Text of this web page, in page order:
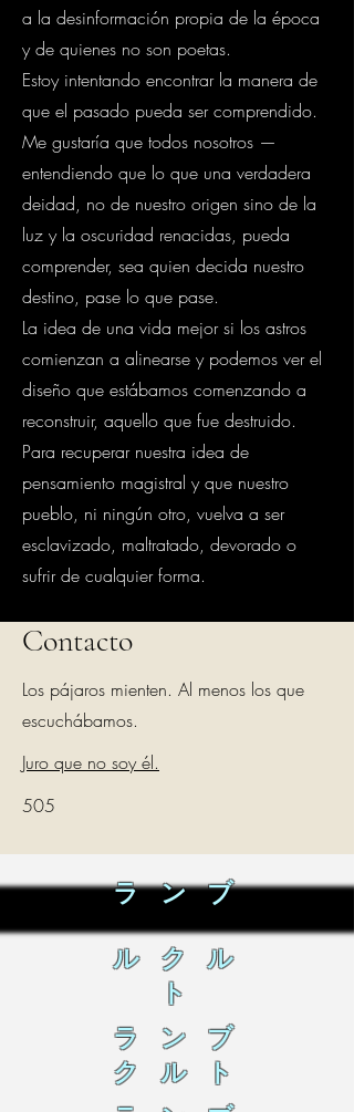
a la desinformación propia de la época
y de quienes no son poetas.
Estoy intentando encontrar la manera de
que el pasado pueda ser comprendido.
Me gustaría que todos nosotros —
entendiendo que lo que una verdadera
deidad, no de nuestro origen sino de la
luz y la oscuridad renacidas, pueda
comprender, sea quien decida nuestro
destino, pase lo que pase.
La idea de una vida mejor si los astros
comienzan a alinearse y podemos ver el
diseño que estábamos comenzando a
reconstruir, aquello que fue destruido.
Para recuperar nuestra idea de
pensamiento magistral y que nuestro
pueblo, ni ningún otro, vuelva a ser
esclavizado, maltratado, devorado o
sufrir de cualquier forma.
Contacto
Los pájaros mienten. Al menos los que
escuchábamos.
Juro que no soy él.
505
ラ ン ブ
ル ク ル
ト
ラ ン ブ
ク ル ト